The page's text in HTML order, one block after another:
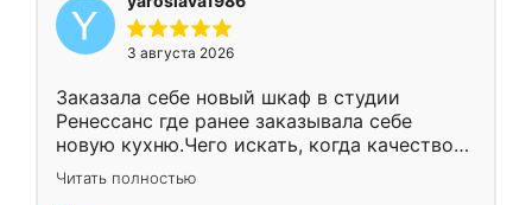
3 августа 2026
Заказала себе новый шкаф в студии
Ренессанс где ранее заказывала себе
новую кухню.Чего искать, когда качеством
вполне довольна. Служит кухня уже почти
два года, нареканий нет.
Читать полностью